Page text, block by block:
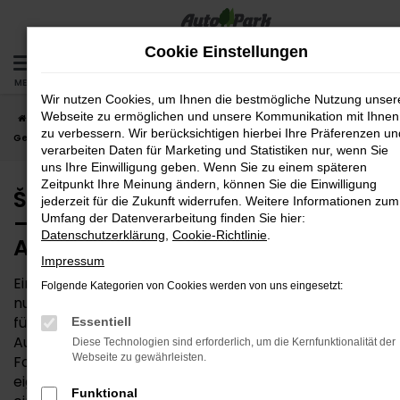
Zum
springen
MENÜ
Startseite Augsburg Škoda Škoda Kodiaq
Škoda Kodiaq
Gebrauchtwagen – die günstige Lösung für Augsburg
Škoda Kodiaq Gebrauchtwagen
– die günstige Lösung für
Augsburg
Ein Škoda Kodiaq Gebrauchtwagen ist weit mehr als
nur ein kostensparender Kompromiss. Wenn Sie sich
für dieses Modell entscheiden, erhalten Sie bei der
AutoPark GmbH ein komplett durchgechecktes
Fahrzeug in Bestform. Für Ihre Mobilität in Augsburg
eignet sich das Fahrzeug perfekt – den
Cookie Einstellungen
Wir nutzen Cookies, um Ihnen die bestmögliche Nutzung
Webseite zu ermöglichen und unsere Kommunikation mit Ihnen
zu verbessern. Wir berücksichtigen hierbei Ihre Präferenzen
verarbeiten Daten für Marketing und Statistiken nur, wenn Sie
uns Ihre Einwilligung geben. Wenn Sie zu einem späteren
Zeitpunkt Ihre Meinung ändern, können Sie die Einwilligung
jederzeit für die Zukunft widerrufen. Weitere Informationen zum
Umfang der Datenverarbeitung finden Sie hier:
Datenschutzerklärung Cookie-Richtlinie
Impressum
Folgende Kategorien von Cookies werden von uns eingesetzt:
Essentiell
Diese Technologien sind erforderlich, um die Kernfunktionalität der
Webseite zu gewährleisten.
Funktional